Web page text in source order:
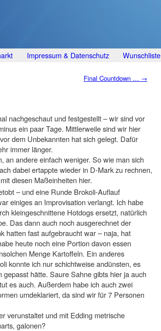
Impressum & Datenschutz Wunschliste
Final Countdown … →
nachgeschaut und festgestellt – wir sind vor
ein paar Tage. Mittlerweile sind wir hier
dem Unbekannten hat sich gelegt. Dafür
immer länger.
an andere einfach weniger. So wie man sich
dabei ertappte wieder in D-Mark zu rechnen,
diesen Maßeinheiten hier.
– und eine Runde Brokoli-Auflauf
einiges an Improvisation verlangt. Ich habe
kleingeschnittene Hotdogs ersetzt, natürlich
Das dann auch noch ausgerechnet der
hatten fast aufgebraucht war – naja, hat
heute noch eine Portion davon essen
Menge Kartoffeln. Ein anderes
konnte ich nur schichtweise andünsten, es
hätte. Saure Sahne gibts hier ja auch
es auch. Außerdem habe ich auch zwei
umdeklariert, da sind wir für 7 Personen
verunstaltet und mit Edding metrische
galonen?